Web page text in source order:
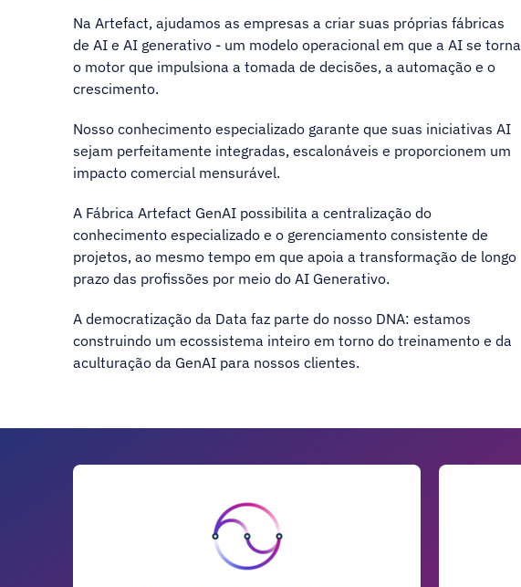
Na Artefact, ajudamos as empresas a criar suas próprias fábricas
de AI e AI generativo - um modelo operacional em que a AI se torna
o motor que impulsiona a tomada de decisões, a automação e o
crescimento.
Nosso conhecimento especializado garante que suas iniciativas AI
sejam perfeitamente integradas, escalonáveis e proporcionem um
impacto comercial mensurável.
A Fábrica Artefact GenAI possibilita a centralização do
conhecimento especializado e o gerenciamento consistente de
projetos, ao mesmo tempo em que apoia a transformação de longo
prazo das profissões por meio do AI Generativo.
A democratização da Data faz parte do nosso DNA: estamos
construindo um ecossistema inteiro em torno do treinamento e da
aculturação da GenAI para nossos clientes.